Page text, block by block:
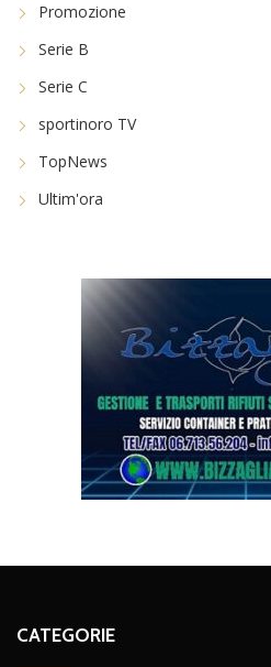
Promozione
Serie B
Serie C
sportinoro TV
TopNews
Ultim'ora
CATEGORIE